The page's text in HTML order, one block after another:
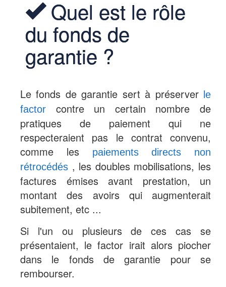
Quel est le rôle
du fonds de
garantie ?
Le fonds de garantie sert à préserver le
factor contre un certain nombre de
pratiques de paiement qui ne
respecteraient pas le contrat convenu,
comme les
paiements directs non
rétrocédés , les doubles mobilisations, les
factures émises avant prestation, un
montant des avoirs qui augmenterait
subitement, etc ...
Si l'un ou plusieurs de ces cas se
présentaient, le factor irait alors piocher
dans le fonds de garantie pour se
rembourser.